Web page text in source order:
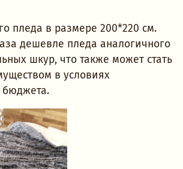
пледа в размере 200*220 см.
дешевле пледа аналогичного
шкур, что также может стать
в условиях
бюджета.